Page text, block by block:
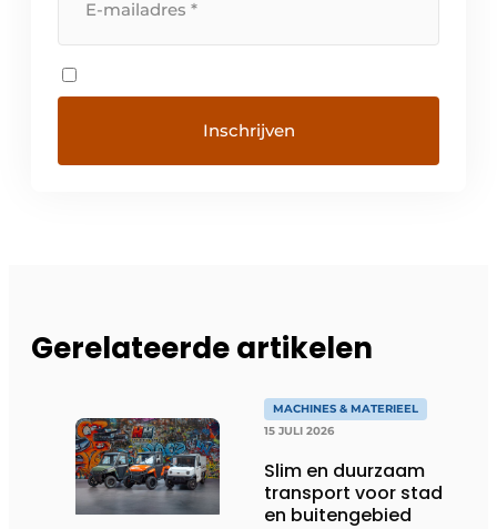
Gerelateerde artikelen
MACHINES & MATERIEEL
15 JULI 2026
Slim en duurzaam
transport voor stad
en buitengebied